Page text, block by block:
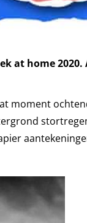
at home 2020.
moment